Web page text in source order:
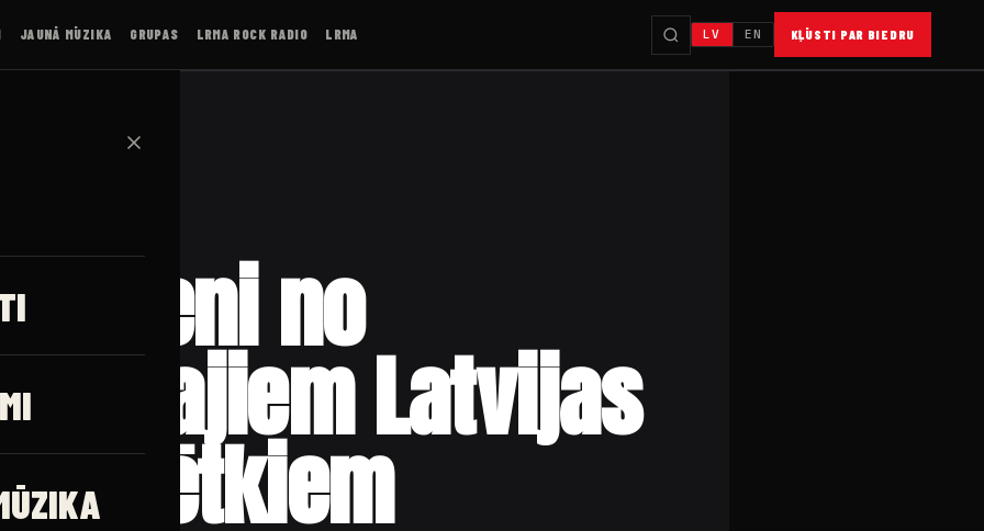
JAUNĀ MŪZIKA GRUPAS LRMA ROCK RADIO LRMA LV EN KĻŪSTI PAR BIEDRU
✕
vieni no
Latvijas
svētkiem